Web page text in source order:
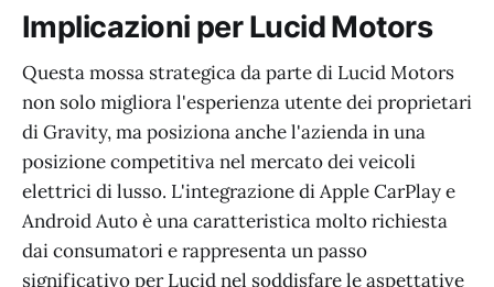
Implicazioni per Lucid Motors
Questa mossa strategica da parte di Lucid Motors
non solo migliora l'esperienza utente dei proprietari
di Gravity, ma posiziona anche l'azienda in una
posizione competitiva nel mercato dei veicoli
elettrici di lusso. L'integrazione di Apple CarPlay e
Android Auto è una caratteristica molto richiesta
dai consumatori e rappresenta un passo
significativo per Lucid nel soddisfare le aspettative